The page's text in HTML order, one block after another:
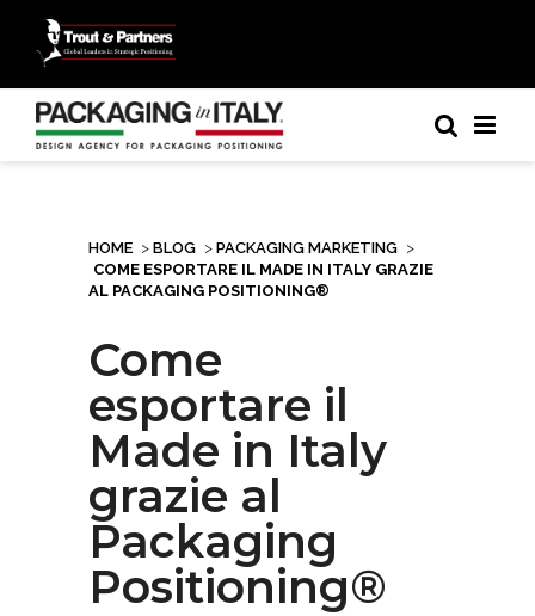
HOME > BLOG > PACKAGING MARKETING >
COME ESPORTARE IL MADE IN ITALY GRAZIE
AL PACKAGING POSITIONING®
Come
esportare il
Made in Italy
grazie al
Packaging
Positioning®